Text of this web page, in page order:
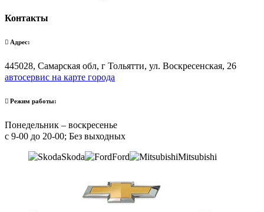
Контакты
Адрес:
445028, Самарская обл, г Тольятти, ул. Воскресенская, 26
автосервис на карте города
Режим работы:
Понедельник – воскресенье
с 9-00 до 20-00; Без выходных
Skoda Ford Mitsubishi